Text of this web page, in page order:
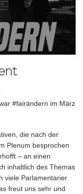
#fairändern im März
die nach der
Plenum besprochen
– an einen
inhaltlich des Themas
viele Parlamentarier
freut uns sehr und